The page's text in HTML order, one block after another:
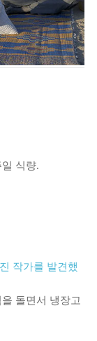
식량.
작가를 발견했
돌면서 냉장고